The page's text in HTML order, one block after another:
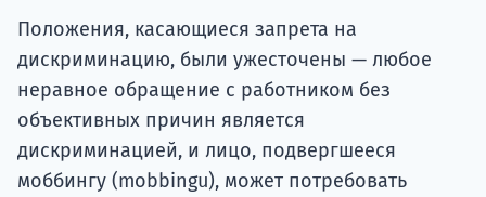
Положения, касающиеся запрета на
дискриминацию, были ужесточены — любое
неравное обращение с работником без
объективных причин является
дискриминацией, и лицо, подвергшееся
моббингу (mobbingu), может потребовать